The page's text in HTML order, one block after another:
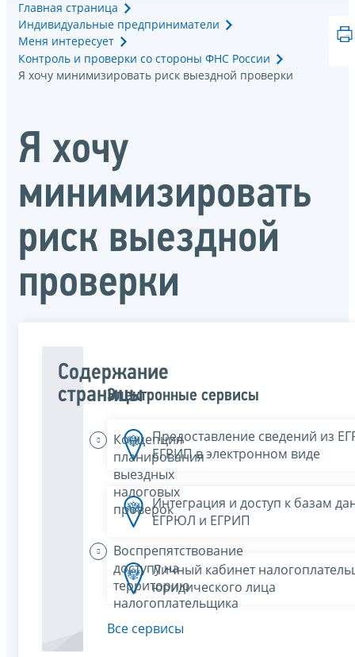
Главная страница
Индивидуальные предприниматели
Меня интересует
Контроль и проверки со стороны ФНС России
Я хочу минимизировать риск выездной проверки
Я хочу
минимизировать
риск выездной
проверки
Содержание
страницы
Концепция
планирования
выездных
налоговых
проверок
Воспрепятствование
доступу на
территорию
налогоплательщика
Электронные сервисы
Предоставление сведений из
ЕГРИП в электронном виде
Интеграция и доступ к базам
ЕГРЮЛ и ЕГРИП
Личный кабинет
юридического лица
Все сервисы